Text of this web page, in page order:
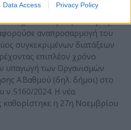
Data Access Privacy Policy
δημόσιας διοίκησης.
δημοσιεύτηκε η ΚΥΑ αριθμ.
αναπροσαρμογή του
συγκεκριμένων διατάξεων
επιπλέον χρόνο
υπαγωγή των Οργανισμών
Α΄ Βαθμού (δηλ. δήμοι) στο
ν. 5160/2024. Η νέα
καθορίστηκε η 27η Νοεμβρίου